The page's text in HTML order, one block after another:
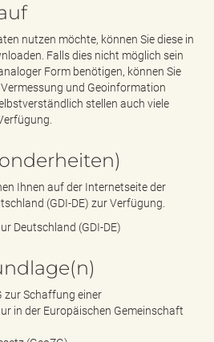
nutzen möchte, können Sie diese in
Falls dies nicht möglich sein
Form benötigen, können Sie
und Geoinformation
stellen auch viele
Ihnen auf der Internetseite der
(GDI-DE) zur Verfügung.
Deutschland (GDI-DE)
zur Schaffung einer
in der Europäischen Gemeinschaft